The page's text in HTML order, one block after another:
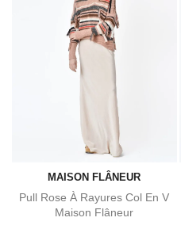
MAISON FLÂNEUR
Pull Rose À Rayures Col En V
Maison Flâneur